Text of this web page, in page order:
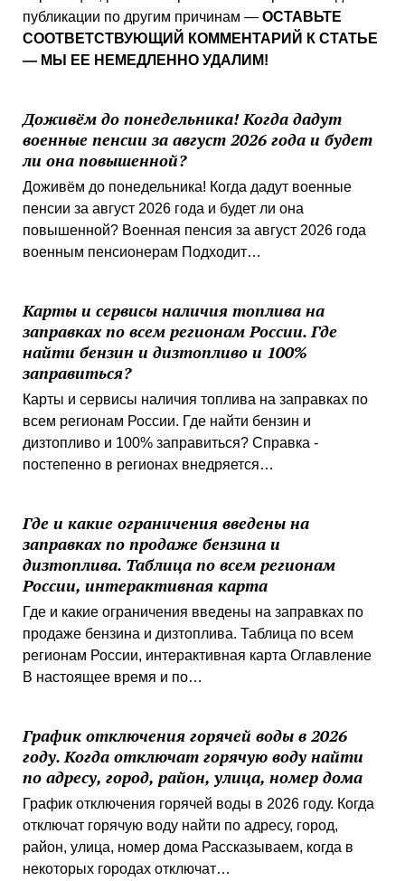
публикации по другим причинам — ОСТАВЬТЕ
СООТВЕТСТВУЮЩИЙ КОММЕНТАРИЙ К СТАТЬЕ
— МЫ ЕЕ НЕМЕДЛЕННО УДАЛИМ!
Доживём до понедельника! Когда дадут
военные пенсии за август 2026 года и будет
ли она повышенной?
Доживём до понедельника! Когда дадут военные
пенсии за август 2026 года и будет ли она
повышенной? Военная пенсия за август 2026 года
военным пенсионерам Подходит…
Карты и сервисы наличия топлива на
заправках по всем регионам России. Где
найти бензин и дизтопливо и 100%
заправиться?
Карты и сервисы наличия топлива на заправках по
всем регионам России. Где найти бензин и
дизтопливо и 100% заправиться? Справка -
постепенно в регионах внедряется…
Где и какие ограничения введены на
заправках по продаже бензина и
дизтоплива. Таблица по всем регионам
России, интерактивная карта
Где и какие ограничения введены на заправках по
продаже бензина и дизтоплива. Таблица по всем
регионам России, интерактивная карта Оглавление
В настоящее время и по…
График отключения горячей воды в 2026
году. Когда отключат горячую воду найти
по адресу, город, район, улица, номер дома
График отключения горячей воды в 2026 году. Когда
отключат горячую воду найти по адресу, город,
район, улица, номер дома Рассказываем, когда в
некоторых городах отключат…